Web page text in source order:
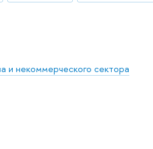
и некоммерческого сектора